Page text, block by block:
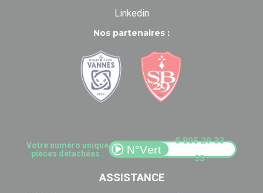
Linkedin
Nos partenaires :
Votre numéro unique
pièces détachées :
0 805 29 33
33
ASSISTANCE